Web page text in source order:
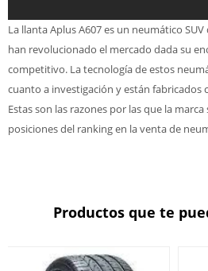
La llanta Aplus A607 es un neumático
han revolucionado el mercado dada su
competitivo. La tecnología de estos
cuanto a investigación y están fabricados
Estas son las razones por las que la
posiciones del ranking en la venta de
Productos que te